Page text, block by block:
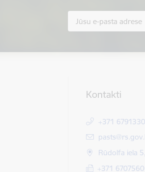
Kontakti
+371
E-pasts:
Rūdolfa iela
+371